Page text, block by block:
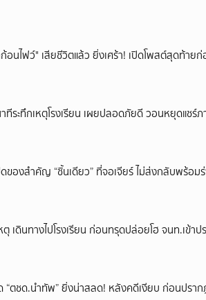
อนไฟว์" เสียชีวิตแล้ว ยิ่งเศร้า! เปิดโพสต์สุดท้ายก่
ทีระทึกเหตุโรงเรียน เผยปลอดภัยดี วอนหยุดแชร์
ของสำคัญ “ชิ้นเดียว” ที่จอเจียร์ ไม่ส่งกลับพร้อม
เดินทางไปโรงเรียน ก่อนทรุดปล่อยโฮ จนท.เข้าป
“ตชด.นำทัพ” ยิ่งน่าสลด! หลังคดีเงียบ ก่อนปรา